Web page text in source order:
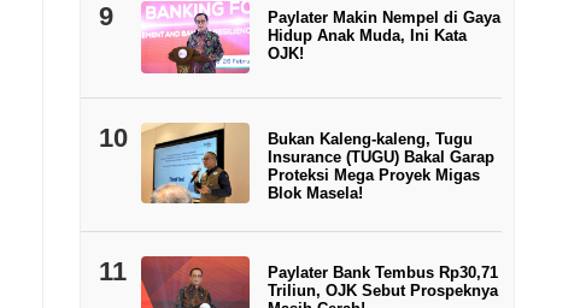
9
Paylater Makin Nempel di Gaya
Hidup Anak Muda, Ini Kata
OJK!
10
Bukan Kaleng-kaleng, Tugu
Insurance (TUGU) Bakal Garap
Proteksi Mega Proyek Migas
Blok Masela!
11
Paylater Bank Tembus Rp30,71
Triliun, OJK Sebut Prospeknya